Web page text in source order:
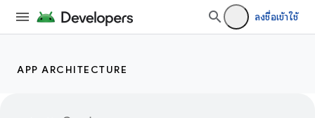
ลงชื่อเข้าใช้
APP ARCHITECTURE